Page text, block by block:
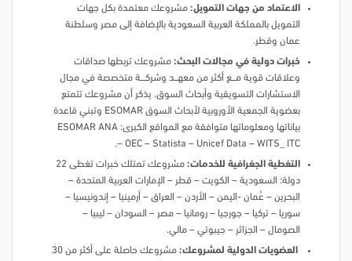
الاعتماد من جهات التمويل: مشروعك معتمدة بكل جهات
التمويل بالمملكة العربية السعودية بالإضافة إلى مصر وسلطنة
عمان وقطر.
خبرات دولية في مجالات البحث: مشروعك تربطها صداقات
وعلاقات قوية مـــــع أكثر من معهــــد وشركــــــة متخصصة في مجال
الاستشارات التسويقية وأبحاث السوق. يذكر أن مشروعك تتمتع
بعضوية الجمعية الأوروبية لأبحاث السوق ESOMAR وتبني قاعدة
بياناتها ومعلوماتها متوافقة مع المواقع الكبرى: ESOMAR ANA
– OEC – Statista – Unicef Data – WITS_ ITC.
التغطية الجغرافية للخدمات:
مشروعك تمتلك خبرات تغطى 22
دولة: السعودية – الكويت – قطر – الإمارات العربية المتحدة –
البحرين – عُمان -اليمن – الأردن – العراق – أرمينيا – إندونيسيا –
سوريا – تركيا – جورجيا – رومانيا – مصر – السودان – ليبيا –
الصومال – الجزائر – جيبوتي – مالي.
العضويات الدولية لمشروعك:
مشروعك حاصلة على أكثر من 30